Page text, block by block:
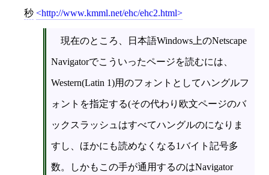
秒 http://www.kmml.net/ehc/ehc2.html
現在のところ、日本語Windows上のNetscape
Navigatorでこういったページを読むには、
Western(Latin 1)用のフォントとしてハングルフ
ォントを指定する(その代わり欧文ページのバ
ックスラッシュはすべてハングルのになりま
すし、ほかにも読めなくなる1バイト記号多
数。しかもこの手が通用するのはNavigator